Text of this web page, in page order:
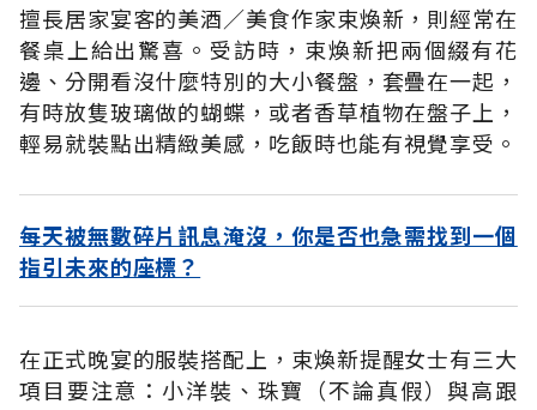
擅長居家宴客的美酒∕美食作家束煥新，則經常在
餐桌上給出驚喜。受訪時，束煥新把兩個綴有花
邊、分開看沒什麼特別的大小餐盤，套疊在一起，
有時放隻玻璃做的蝴蝶，或者香草植物在盤子上，
輕易就裝點出精緻美感，吃飯時也能有視覺享受。
每天被無數碎片訊息淹沒，你是否也急需找到一個
指引未來的座標？
在正式晚宴的服裝搭配上，束煥新提醒女士有三大
項目要注意：小洋裝、珠寶（不論真假）與高跟